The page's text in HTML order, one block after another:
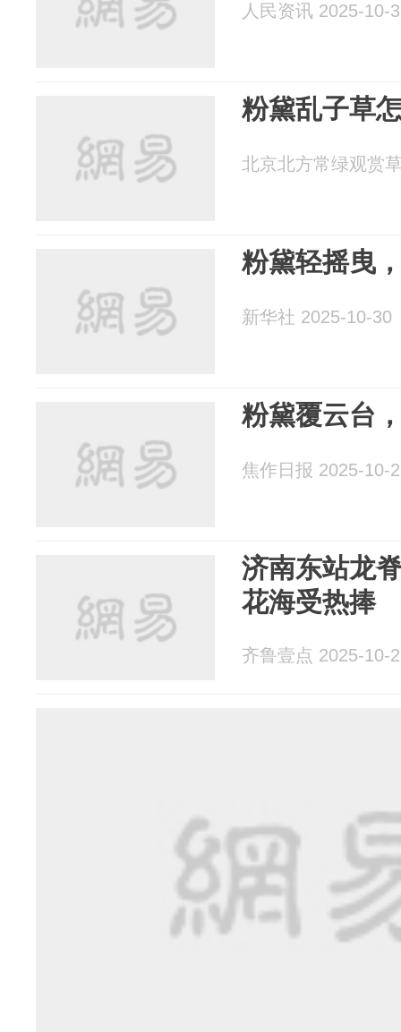
人民资讯 2025-10-
粉黛乱子草
北京北方常绿观赏
粉黛轻摇曳
新华社 2025-10-30
粉黛覆云台
焦作日报 2025-10-
济南东站龙
花海受热捧
齐鲁壹点 2025-10-